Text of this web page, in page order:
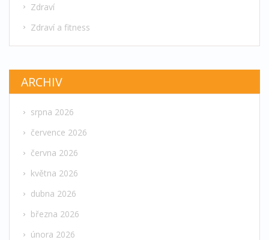
Zdraví
Zdraví a fitness
ARCHIV
srpna 2026
července 2026
června 2026
května 2026
dubna 2026
března 2026
února 2026